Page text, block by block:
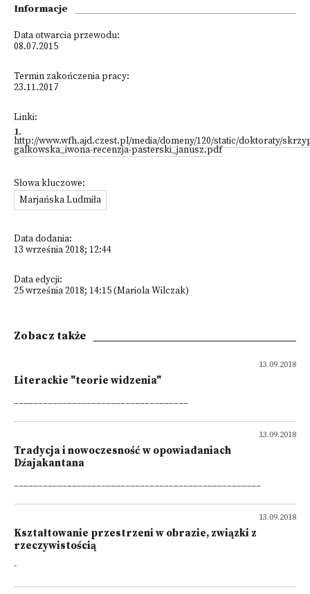
Informacje
Data otwarcia przewodu:
08.07.2015
Termin zakończenia pracy:
23.11.2017
Linki:
1.
http://www.wfh.ajd.czest.pl/media/domeny/120/static/doktoraty/
galkowska_iwona-recenzja-pasterski_janusz.pdf
Słowa kluczowe:
Marjańska Ludmiła
Data dodania:
13 września 2018; 12:44
Data edycji:
25 września 2018; 14:15 (Mariola Wilczak)
Zobacz także
13.09.2018
Literackie "teorie widzenia"
____________________________________
13.09.2018
Tradycja i nowoczesność w opowiadaniach
Dźajakantana
___________________________________________________
13.09.2018
Kształtowanie przestrzeni w obrazie, związki z
rzeczywistością
-